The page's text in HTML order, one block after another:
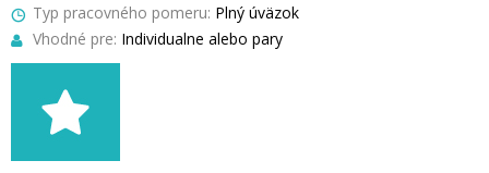
Typ pracovného pomeru: Plný úväzok
Vhodné pre: Individualne alebo pary